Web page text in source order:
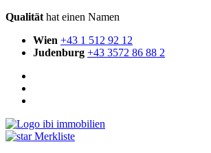
Qualität hat einen Namen
Wien +43 1 512 92 12
Judenburg +43 3572 86 88 2
Merkliste